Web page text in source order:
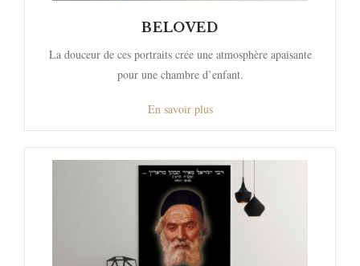
BELOVED
La douceur de ces portraits crée une atmosphère apaisante
pour une chambre d’enfant.
En savoir plus